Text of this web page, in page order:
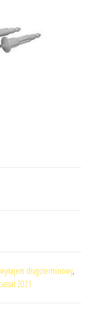
długoterminowy,
2021